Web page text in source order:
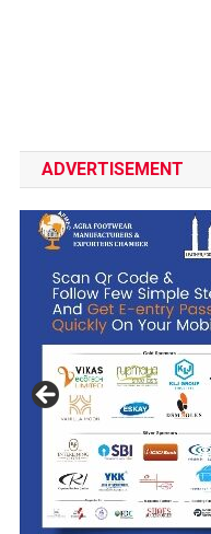
ADVERTISEMENT